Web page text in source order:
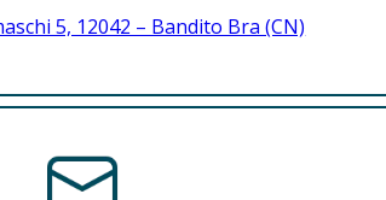
5, 12042 – Bandito Bra (CN)